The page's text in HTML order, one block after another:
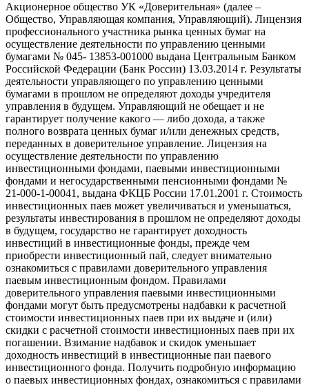
Акционерное общество УК «Доверительная» (далее –
Общество, Управляющая компания, Управляющий). Лицензия
профессионального участника рынка ценных бумаг на
осуществление деятельности по управлению ценными
бумагами № 045- 13853-001000 выдана Центральным Банком
Российской Федерации (Банк России) 13.03.2014 г. Результаты
деятельности управляющего по управлению ценными
бумагами в прошлом не определяют доходы учредителя
управления в будущем. Управляющий не обещает и не
гарантирует получение какого — либо дохода, а также
полного возврата ценных бумаг и/или денежных средств,
переданных в доверительное управление. Лицензия на
осуществление деятельности по управлению
инвестиционными фондами, паевыми инвестиционными
фондами и негосударственными пенсионными фондами №
21-000-1-00041, выдана ФКЦБ России 17.01.2001 г. Стоимость
инвестиционных паев может увеличиваться и уменьшаться,
результаты инвестирования в прошлом не определяют доходы
в будущем, государство не гарантирует доходность
инвестиций в инвестиционные фонды, прежде чем
приобрести инвестиционный пай, следует внимательно
ознакомиться с правилами доверительного управления
паевым инвестиционным фондом. Правилами
доверительного управления паевыми инвестиционными
фондами могут быть предусмотрены надбавки к расчетной
стоимости инвестиционных паев при их выдаче и (или)
скидки с расчетной стоимости инвестиционных паев при их
погашении. Взимание надбавок и скидок уменьшает
доходность инвестиций в инвестиционные паи паевого
инвестиционного фонда. Получить подробную информацию
о паевых инвестиционных фондах, ознакомиться с правилами